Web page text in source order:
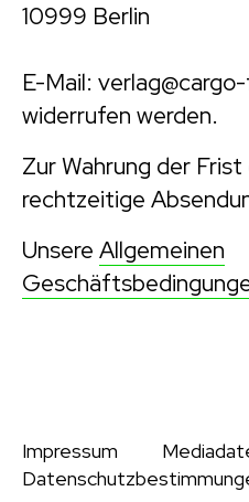
10999 Berlin
E-Mail:
widerrufen werden.
Zur Wahrung der
rechtzeitige
Unsere Allgemeinen
Impressum